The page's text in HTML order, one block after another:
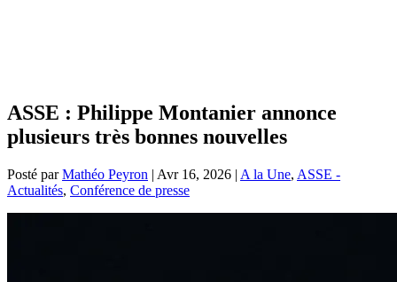
ASSE : Philippe Montanier annonce
plusieurs très bonnes nouvelles
Posté parMathéo Peyron | Avr 16, 2026 | A la Une, ASSE -
Actualités, Conférence de presse